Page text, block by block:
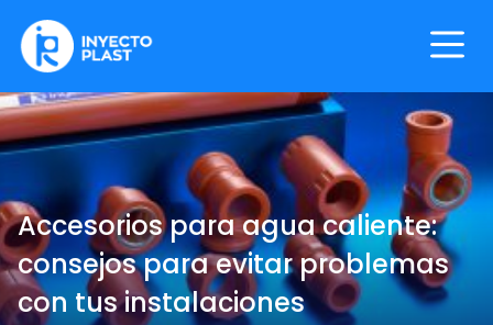
content
InyectoPlast
Accesorios para agua caliente:
consejos para evitar problemas
con tus instalaciones